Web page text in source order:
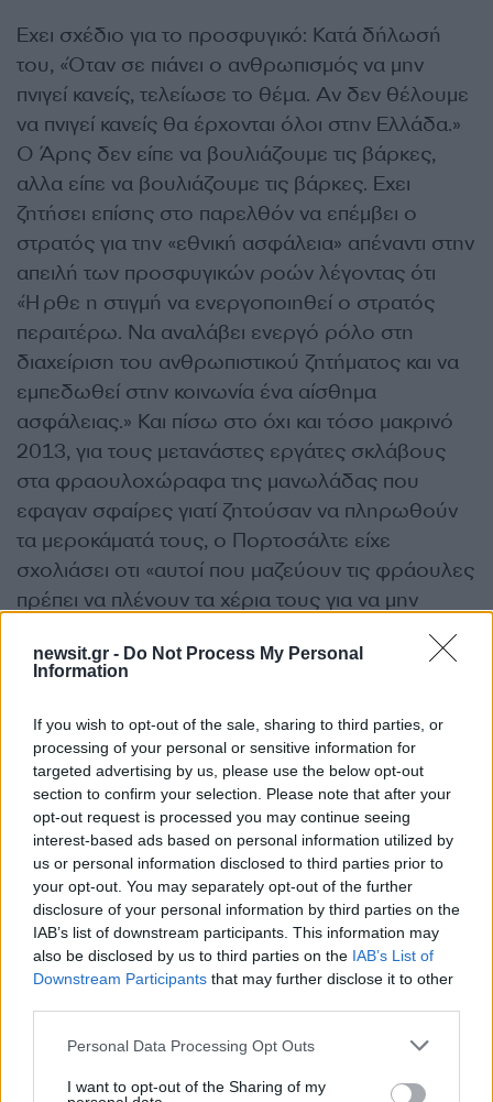
newsit.gr - Do Not Process My Personal
Information
If you wish to opt-out of the sale, sharing to third parties, or
processing of your personal or sensitive information for
targeted advertising by us, please use the below opt-out
section to confirm your selection. Please note that after your
opt-out request is processed you may continue seeing
interest-based ads based on personal information utilized by
us or personal information disclosed to third parties prior to
your opt-out. You may separately opt-out of the further
disclosure of your personal information by third parties on the
IAB’s list of downstream participants. This information may
also be disclosed by us to third parties on the IAB’s List of
Downstream Participants that may further disclose it to other
Please note that this website/app uses one or more Google
not limited to your visit or usage behaviour. You may click to
Personal Data Processing Opt Outs
I want to opt-out of the Sharing of my
Εχει σχέδιο για το προσφυγικό: Κατά δήλωσή
του, «Όταν σε πιάνει ο ανθρωπισμός να μην
πνιγεί κανείς, τελείωσε το θέμα. Αν δεν θέλουμε
να πνιγεί κανείς θα έρχονται όλοι στην Ελλάδα.»
Ο Άρης δεν είπε να βουλιάζουμε τις βάρκες,
αλλα είπε να βουλιάζουμε τις βάρκες. Εχει
ζητήσει επίσης στο παρελθόν να επέμβει ο
στρατός για την «εθνική ασφάλεια» απέναντι στην
απειλή των προσφυγικών ροών λέγοντας ότι
«Ήρθε η στιγμή να ενεργοποιηθεί ο στρατός
περαιτέρω. Να αναλάβει ενεργό ρόλο στη
διαχείριση του ανθρωπιστικού ζητήματος και να
εμπεδωθεί στην κοινωνία ένα αίσθημα
ασφάλειας.» Και πίσω στο όχι και τόσο μακρινό
2013, για τους μετανάστες εργάτες σκλάβους
στα φραουλοχώραφα της μανωλάδας που
εφαγαν σφαίρες γιατί ζητούσαν να πληρωθούν
τα μεροκάματά τους, ο Πορτοσάλτε είχε
σχολιάσει οτι «αυτοί που μαζεύουν τις φράουλες
πρέπει να πλένουν τα χέρια τους για να μην
φασισμός και τρομοκρατία είναι τα τρικάκια έξω
από το σπίτι του Αδωνη, και τα συνθήματα στην
είσοδο της πολυκατοικίας του, αλλα η
προσφυγιά, οι Μόριες, η φτωχοποίηση, η πείνα,
η βία των μπάτσων δεν είναι τρομοκρατία. Η
βόμβα στα μαγαζιά του Αλαφούζου είναι
τρομοκρατία, αλλα τα μνημόνια, η ανεργία, οι
πλειστηριασμοί της πρώτης κατοικίας, τα
εργασιακά κάτεργα, δεν είναι τρομοκρατία.
Πορτοσάλτε ότι η ώρα για να φοβάται κι αυτός
και το ακροδεξιό συνάφι του, δεν έχει έρθει